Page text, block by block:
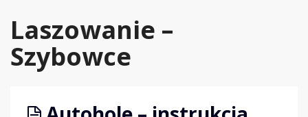
Laszowanie –
Szybowce